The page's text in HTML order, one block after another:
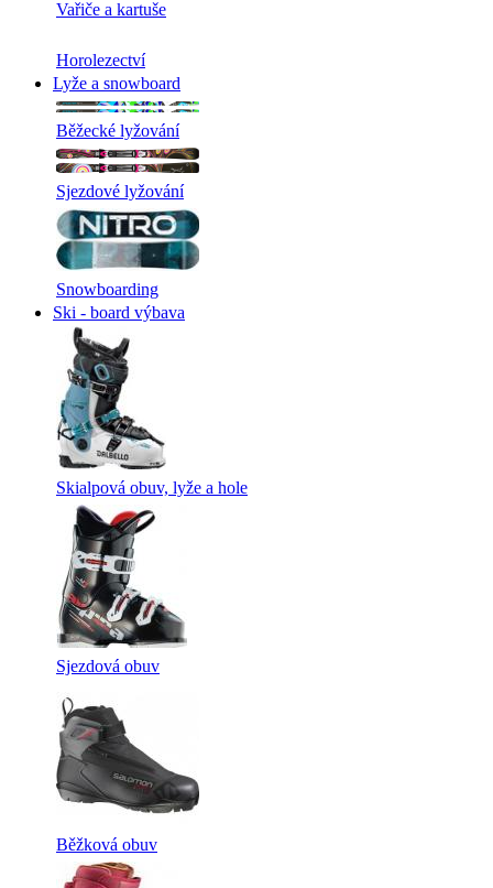
Vařiče a kartuše
Horolezectví
Lyže a snowboard
Běžecké lyžování
Sjezdové lyžování
Snowboarding
Ski - board výbava
Skialpová obuv, lyže a hole
Sjezdová obuv
Běžková obuv